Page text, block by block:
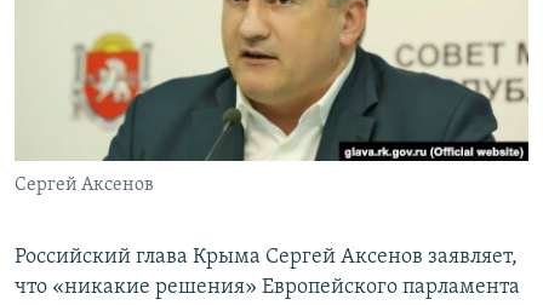
КРЫМ.НЕПОКОРЕННЫЙ
ELIFBE
УКРАИНСКАЯ ПРОБЛЕМА КРЫМА
Все сайты RFE/RL
Сергей Аксенов
Российский глава Крыма Сергей Аксенов заявляет,
что «никакие решения» Европейского парламента